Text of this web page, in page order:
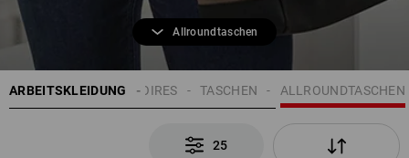
Allroundtaschen
ARBEITSKLEIDUNG ALLROUNDTASCHEN
TASCHEN
ACCESSOIRES
HERREN
25